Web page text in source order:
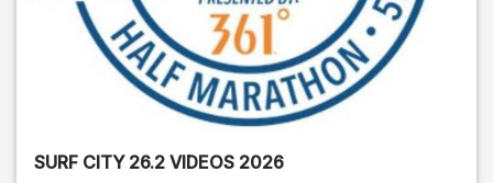
SURF CITY 26.2 VIDEOS 2026